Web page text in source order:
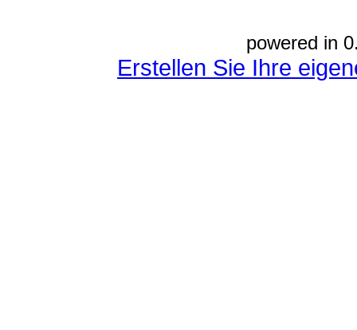
powered in
Erstellen Sie Ihre